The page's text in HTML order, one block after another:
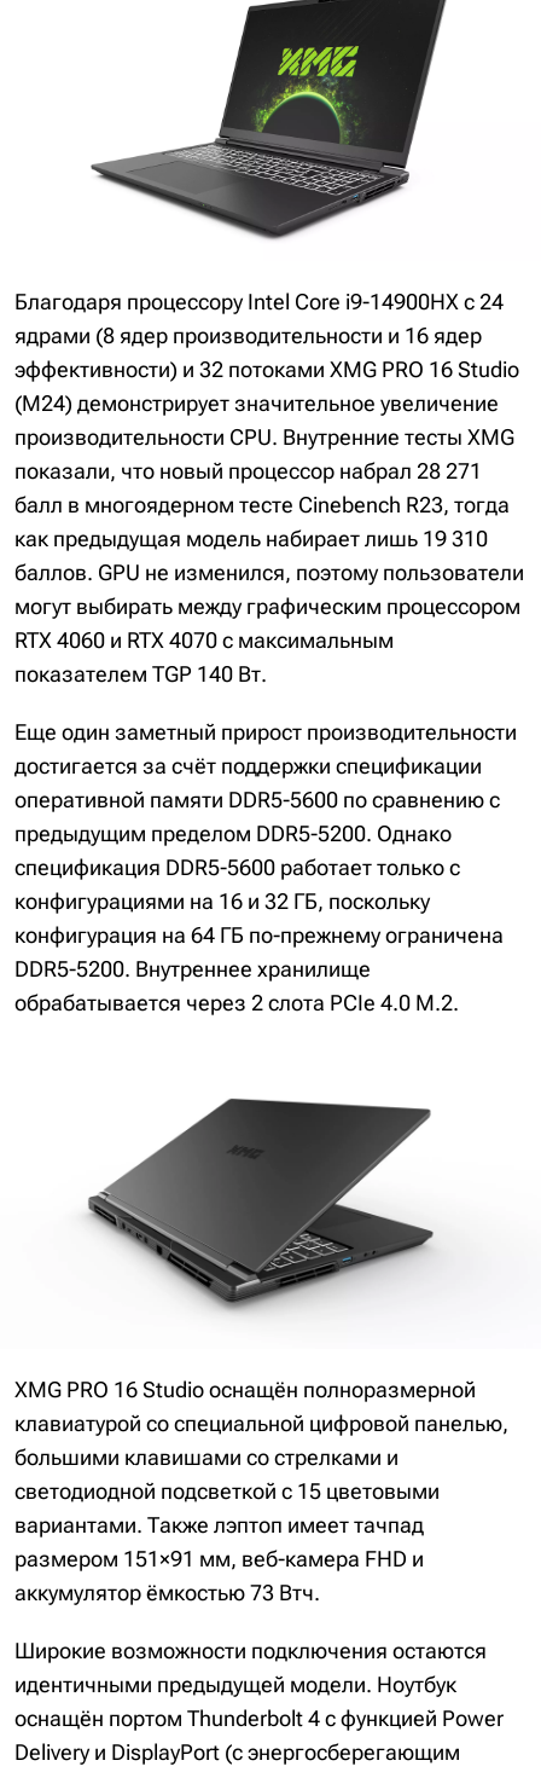
Благодаря процессору Intel Core i9-14900HX с 24
ядрами (8 ядер производительности и 16 ядер
эффективности) и 32 потоками XMG PRO 16 Studio
(M24) демонстрирует значительное увеличение
производительности CPU. Внутренние тесты XMG
показали, что новый процессор набрал 28 271
балл в многоядерном тесте Cinebench R23, тогда
как предыдущая модель набирает лишь 19 310
баллов. GPU не изменился, поэтому пользователи
могут выбирать между графическим процессором
RTX 4060 и RTX 4070 с максимальным
показателем TGP 140 Вт.
Еще один заметный прирост производительности
достигается за счёт поддержки спецификации
оперативной памяти DDR5-5600 по сравнению с
предыдущим пределом DDR5-5200. Однако
спецификация DDR5-5600 работает только с
конфигурациями на 16 и 32 ГБ, поскольку
конфигурация на 64 ГБ по-прежнему ограничена
DDR5-5200. Внутреннее хранилище
обрабатывается через 2 слота PCIe 4.0 M.2.
XMG PRO 16 Studio оснащён полноразмерной
клавиатурой со специальной цифровой панелью,
большими клавишами со стрелками и
светодиодной подсветкой с 15 цветовыми
вариантами. Также лэптоп имеет тачпад
размером 151×91 мм, веб-камера FHD и
аккумулятор ёмкостью 73 Втч.
Широкие возможности подключения остаются
идентичными предыдущей модели. Ноутбук
оснащён портом Thunderbolt 4 с функцией Power
Delivery и DisplayPort (с энергосберегающим